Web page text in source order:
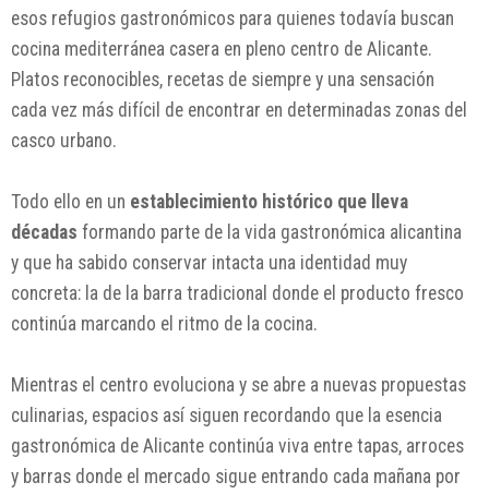
esos refugios gastronómicos para quienes todavía buscan
cocina mediterránea casera en pleno centro de Alicante.
Platos reconocibles, recetas de siempre y una sensación
cada vez más difícil de encontrar en determinadas zonas del
casco urbano.
Todo ello en un establecimiento histórico que lleva
décadas formando parte de la vida gastronómica alicantina
y que ha sabido conservar intacta una identidad muy
concreta: la de la barra tradicional donde el producto fresco
continúa marcando el ritmo de la cocina.
Mientras el centro evoluciona y se abre a nuevas propuestas
culinarias, espacios así siguen recordando que la esencia
gastronómica de Alicante continúa viva entre tapas, arroces
y barras donde el mercado sigue entrando cada mañana por